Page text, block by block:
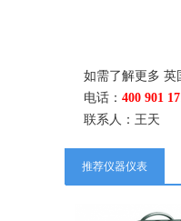
如需了解更多 英
电话： 400 901
联系人：王天
推荐仪器仪表